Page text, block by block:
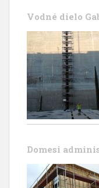
Vodné dielo
Domesi